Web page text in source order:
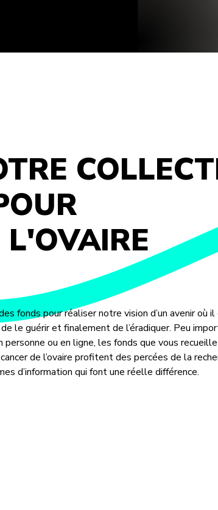
L'OVAIRE
fonds pour réaliser notre vision d’un avenir où
le guérir et finalement de l’éradiquer. Peu
ou en ligne, les fonds que vous
de l’ovaire profitent des percées de la
d’information qui font une réelle différence.